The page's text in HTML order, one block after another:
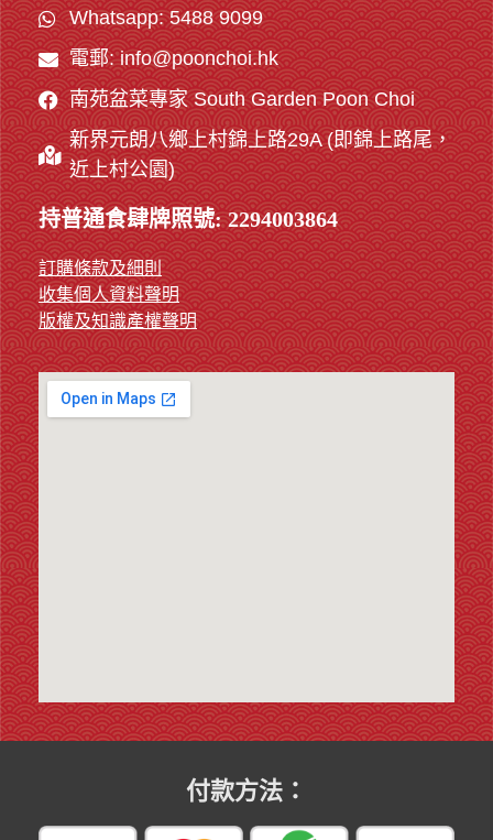
Whatsapp: 5488 9099
電郵: info@poonchoi.hk
南苑盆菜專家 South Garden Poon Choi
新界元朗八鄉上村錦上路29A (即錦上路尾，
近上村公園)
持普通食肆牌照號: 2294003864
訂購條款及細則
收集個人資料聲明
版權及知識產權聲明
付款方法：